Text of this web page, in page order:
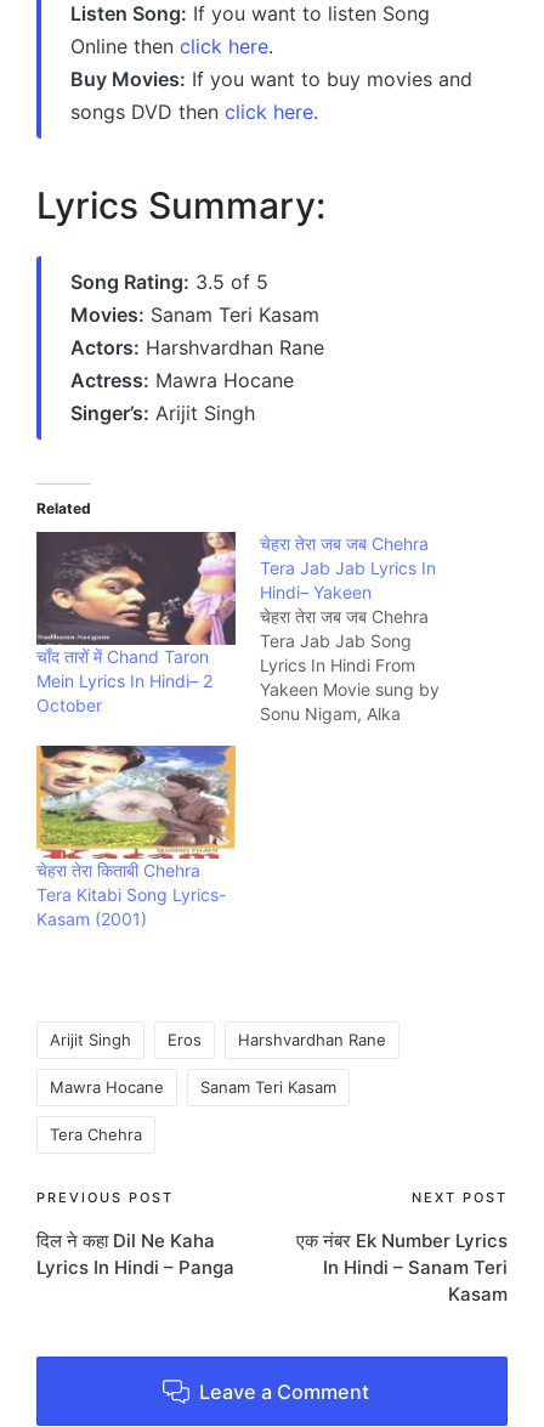
Listen Song: If you want to listen Song
Online then click here.
Buy Movies: If you want to buy movies and
songs DVD then click here.
Lyrics Summary:
Song Rating: 3.5 of 5
Movies: Sanam Teri Kasam
Actors: Harshvardhan Rane
Actress: Mawra Hocane
Singer’s: Arijit Singh
Related
चाँद तारों में Chand Taron
Mein Lyrics In Hindi– 2
October
चेहरा तेरा जब जब Chehra
Tera Jab Jab Lyrics In
Hindi– Yakeen
चेहरा तेरा जब जब Chehra
Tera Jab Jab Song
Lyrics In Hindi From
Yakeen Movie sung by
Sonu Nigam, Alka
चेहरा तेरा किताबी Chehra
Tera Kitabi Song Lyrics-
Kasam (2001)
Arijit Singh Eros Harshvardhan Rane
Mawra Hocane Sanam Teri Kasam
Tera Chehra
Post
navigation
PREVIOUS POST
दिल ने कहा Dil Ne Kaha
Lyrics In Hindi – Panga
NEXT POST
एक नंबर Ek Number Lyrics
In Hindi – Sanam Teri
Kasam
Leave a Comment